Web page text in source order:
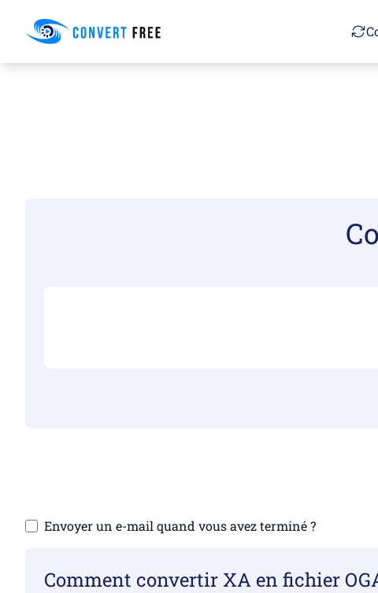
Convert Free
Envoyer un e-mail quand vous avez terminé ?
Comment convertir XA en fichier